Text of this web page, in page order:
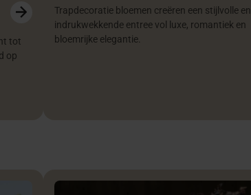
tot
op
Trapdecoratie bloemen creëren een stijlvolle en
indrukwekkende entree vol luxe, romantiek en
bloemrijke elegantie.